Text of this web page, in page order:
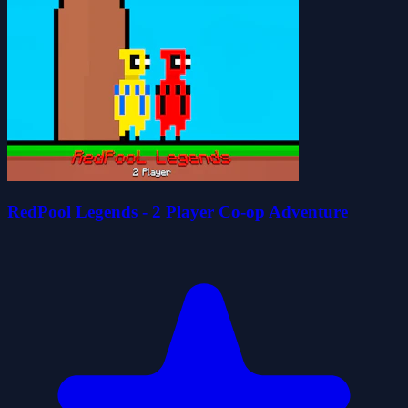
RedPool Legends - 2 Player Co-op Adventure